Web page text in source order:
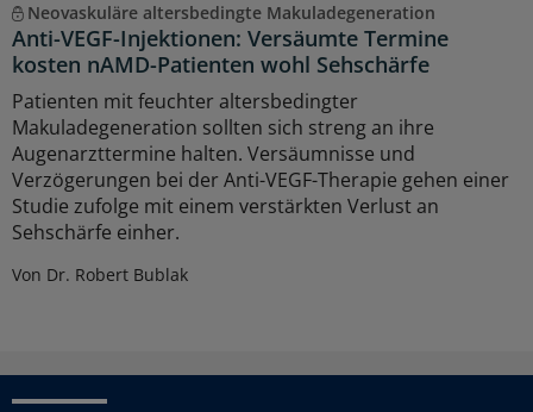
Neovaskuläre altersbedingte Makuladegeneration
Anti-VEGF-Injektionen: Versäumte Termine
kosten nAMD-Patienten wohl Sehschärfe
Patienten mit feuchter altersbedingter
Makuladegeneration sollten sich streng an ihre
Augenarzttermine halten. Versäumnisse und
Verzögerungen bei der Anti-VEGF-Therapie gehen einer
Studie zufolge mit einem verstärkten Verlust an
Sehschärfe einher.
Von Dr. Robert Bublak